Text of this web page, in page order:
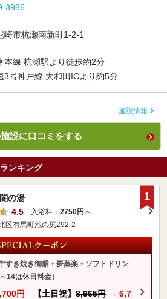
3986
崎市杭瀬南新町1-2-1
本線 杭瀬駅より徒歩約2分
3号神戸線 大和田ICより約5分
施設情報
設に口コミをする
ンキング
の湯
4.5
入浴料： 2750円～
区有馬町池の尻292-2
すき焼き御膳＋夢蒸楽＋ソフトドリン
14は休日料金）
円 【土日祝】 8,965円 → 6,7
1